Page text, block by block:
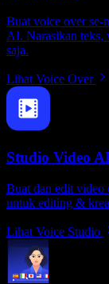
Buat voice over se-
AI. Narasikan teks,
saja.
Lihat Voice Over
Studio Video
Buat dan edit video
untuk editing &
Lihat Voice Studio